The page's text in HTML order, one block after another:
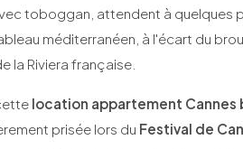
toboggan, attendent à quelques
méditerranéen, à l'écart du
la Riviera française.
location appartement Cannes
prisée lors du Festival de